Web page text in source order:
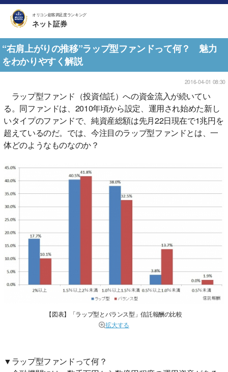
オリコン顧客満足度ランキング
ネット証券
“右肩上がりの推移”ラップ型ファンドって何？ 魅力
をわかりやすく解説
2016-04-01 08:30
ラップ型ファンド（投資信託）への資金流入が続いてい
る。同ファンドは、2010年頃から設定、運用され始めた新し
いタイプのファンドで、純資産総額は先月22日現在で1兆円を
超えているのだ。では、今注目のラップ型ファンドとは、一
体どのようなものなのか？
【図表】「ラップ型とバランス型」信託報酬の比較
拡大する
▼ラップ型ファンドって何？